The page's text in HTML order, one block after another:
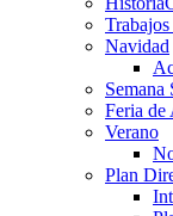
Navidad
Semana
Feria de
Verano
Plan